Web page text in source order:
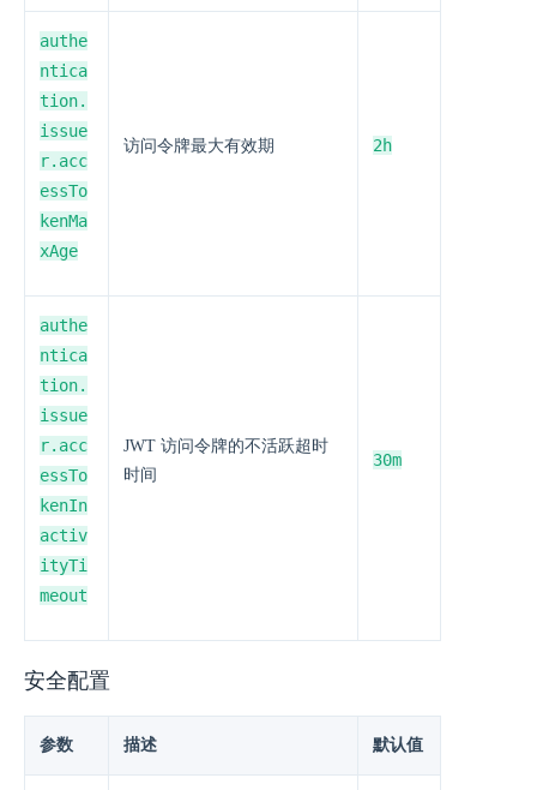
authe
ntica
tion.
issue
r.acc
essTo
kenMa
xAge
访问令牌最大有效期 2h
authe
ntica
tion.
issue
r.acc
essTo
kenIn
activ
ityTi
meout
JWT 访问令牌的不活跃超时
时间
30m
安全配置
参数 描述 默认值